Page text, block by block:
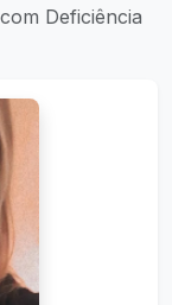
Deficiência